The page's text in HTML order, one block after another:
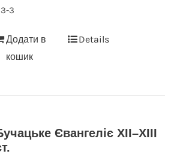
3
Додати в
кошик
Details
Євангеліє ХІІ–ХІІІ